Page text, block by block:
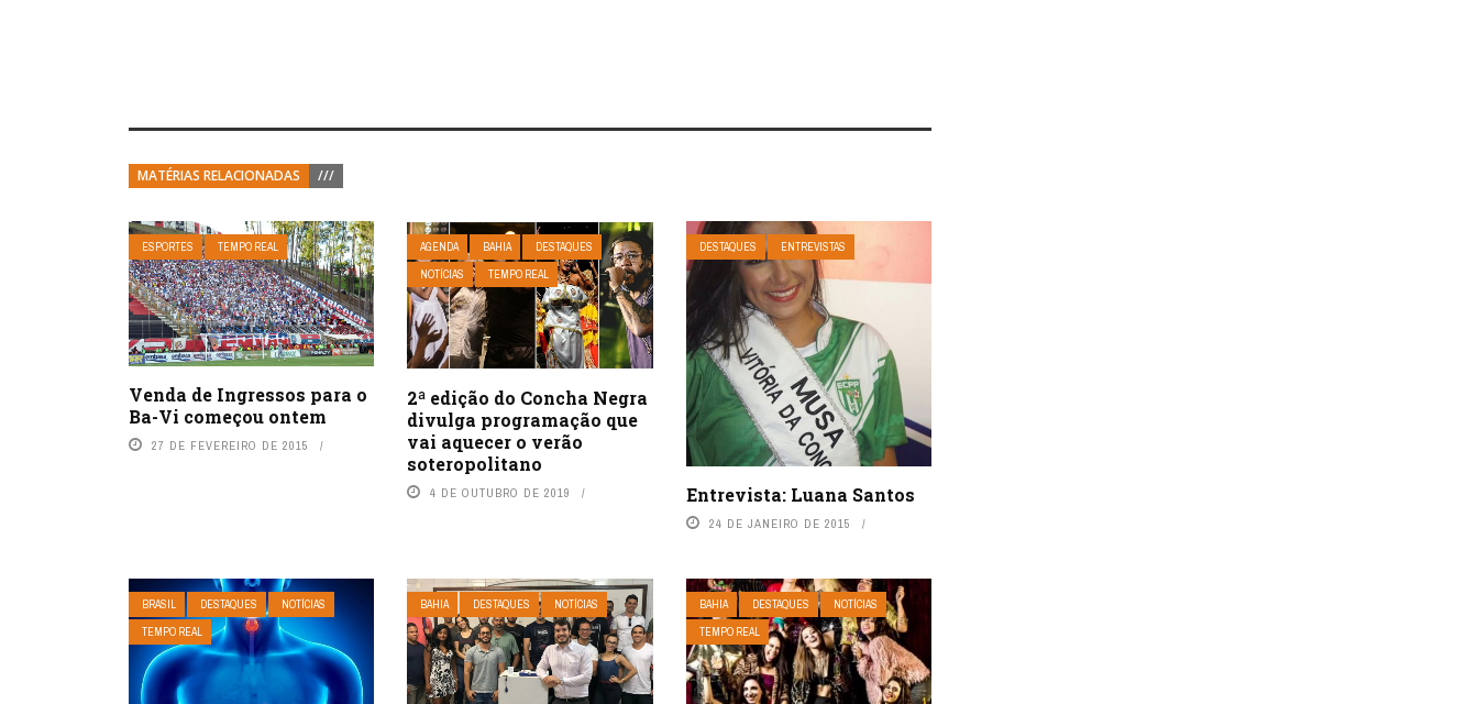
MATÉRIAS RELACIONADAS ///
ESPORTES TEMPO REAL
Venda de Ingressos para o
Ba-Vi começou ontem
27 DE FEVEREIRO DE 2015
AGENDA BAHIA
DESTAQUES
NOTÍCIAS
TEMPO REAL
2ª edição do Concha Negra
divulga programação que
vai aquecer o verão
soteropolitano
4 DE OUTUBRO DE 2019
DESTAQUES ENTREVISTAS
Entrevista: Luana Santos
24 DE JANEIRO DE 2015
BRASIL DESTAQUES
NOTÍCIAS
TEMPO REAL
BAHIA DESTAQUES NOTÍCIAS BAHIA DESTAQUES
NOTÍCIAS
TEMPO REAL